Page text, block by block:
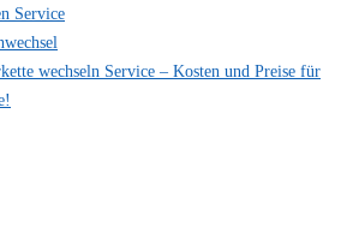
Service
wechseln Service – Kosten und Preise für